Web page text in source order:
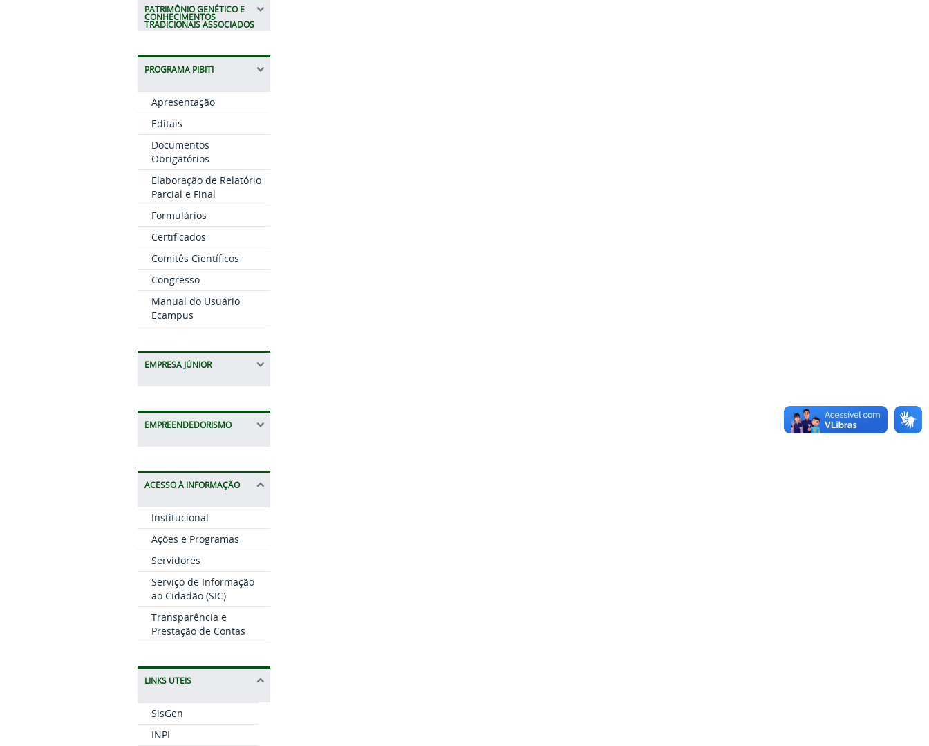
PATRIMÔNIO GENÉTICO E
CONHECIMENTOS
TRADICIONAIS ASSOCIADOS
PROGRAMA PIBITI
Apresentação
Editais
Documentos
Obrigatórios
Elaboração de Relatório
Parcial e Final
Formulários
Certificados
Comitês Científicos
Congresso
Manual do Usuário
Ecampus
EMPRESA JÚNIOR
EMPREENDEDORISMO
ACESSO À INFORMAÇÃO
Institucional
Ações e Programas
Servidores
Serviço de Informação
ao Cidadão (SIC)
Transparência e
Prestação de Contas
LINKS UTEIS
SisGen
INPI